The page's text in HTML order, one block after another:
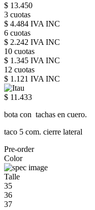
$ 13.450
3 cuotas
$ 4.484 IVA INC
6 cuotas
$ 2.242 IVA INC
10 cuotas
$ 1.345 IVA INC
12 cuotas
$ 1.121 IVA INC
$ 11.433
bota con tachas en cuero.
taco 5 com. cierre lateral
Pre-order
Color
Talle
35
36
37